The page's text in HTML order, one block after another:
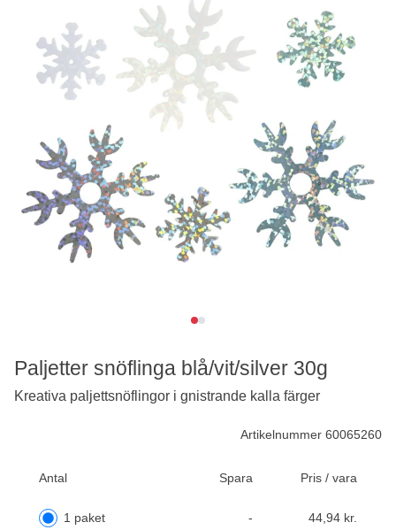
Artikelnummer 60065260
Antal Spara Pris / vara
1 paket - 44,94 kr.
Paljetter snöflinga blå/vit/silver 30g
Kreativa paljettsnöflingor i gnistrande kalla färger